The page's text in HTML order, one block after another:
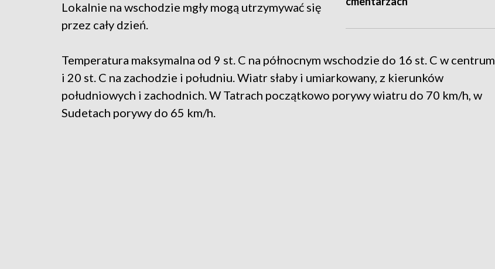
Lokalnie na wschodzie mgły mogą utrzymywać się
przez cały dzień.
Temperatura maksymalna od 9 st. C na północnym wschodzie do 16 st. C w centrum
i 20 st. C na zachodzie i południu. Wiatr słaby i umiarkowany, z kierunków
południowych i zachodnich. W Tatrach początkowo porywy wiatru do 70 km/h, w
Sudetach porywy do 65 km/h.